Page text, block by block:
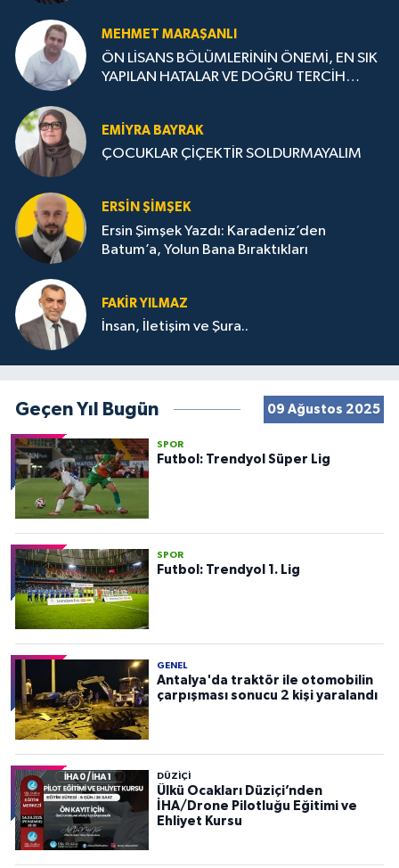
MEHMET MARAŞANLI
ÖN LİSANS BÖLÜMLERİNİN ÖNEMİ, EN SIK
YAPILAN HATALAR VE DOĞRU TERCİH
EMIYRA BAYRAK
ÇOCUKLAR ÇİÇEKTİR SOLDURMAYALIM
ERSIN ŞIMŞEK
Ersin Şimşek Yazdı: Karadeniz’den
Batum’a, Yolun Bana Bıraktıkları
FAKIR YILMAZ
İnsan, İletişim ve Şura..
Geçen Yıl Bugün 09 Ağustos 2025
SPOR
Futbol: Trendyol Süper Lig
SPOR
Futbol: Trendyol 1. Lig
GENEL
Antalya'da traktör ile otomobilin
çarpışması sonucu 2 kişi yaralandı
DÜZIÇI
Ülkü Ocakları Düziçi’nden
İHA/Drone Pilotluğu Eğitimi ve
Ehliyet Kursu